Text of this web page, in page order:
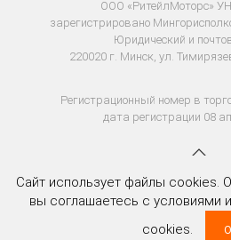
ООО «РитейлМоторс»
зарегистрировано
Юридический и
220020 г. Минск, ул.
Регистрационный номер в
дата регистрации 08
Сайт использует файлы cookies.
вы соглашаетесь с условиями
cookies.